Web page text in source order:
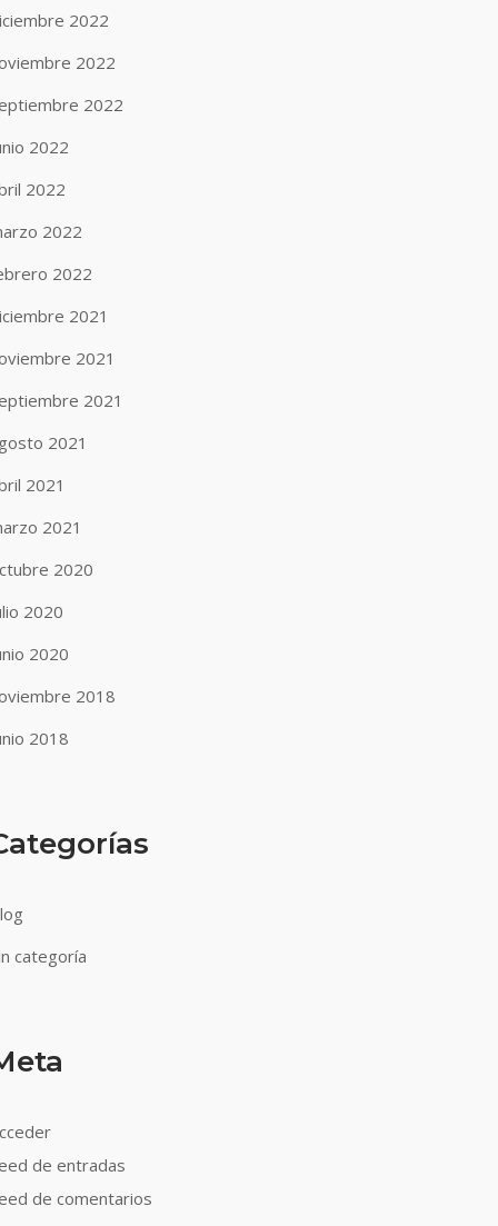
2022
2022
2022
2022
2022
2022
2022
2021
2021
2021
2021
2021
2021
2020
2020
2020
2018
2018
categoría
de entradas
de comentarios